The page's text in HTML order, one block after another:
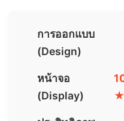
การออกแบบ
(Design)
หน้าจอ
(Display)